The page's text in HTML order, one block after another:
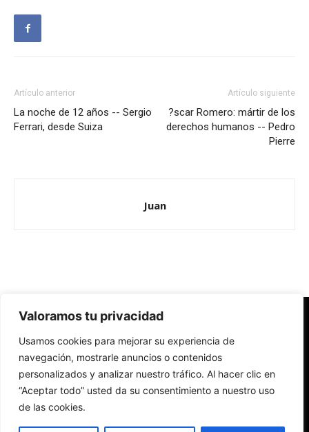
Valoramos tu privacidad
Usamos cookies para mejorar su experiencia de
navegación, mostrarle anuncios o contenidos
personalizados y analizar nuestro tráfico. Al hacer clic en
“Aceptar todo” usted da su consentimiento a nuestro uso
de las cookies.
Artículo anterior
La noche de 12 años -- Sergio
Ferrari, desde Suiza
Artículo siguiente
?scar Romero: mártir de los
derechos humanos -- Pedro
Pierre
Juan
Redes Cristianas
Una mirada alternativa sobre la Iglesia católica y la sociedad
- Colectivos de Redes Cristianas